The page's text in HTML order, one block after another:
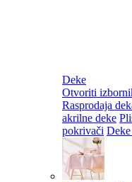
Deke
Otvoriti
Rasprodaja
akrilne deke
pokrivači